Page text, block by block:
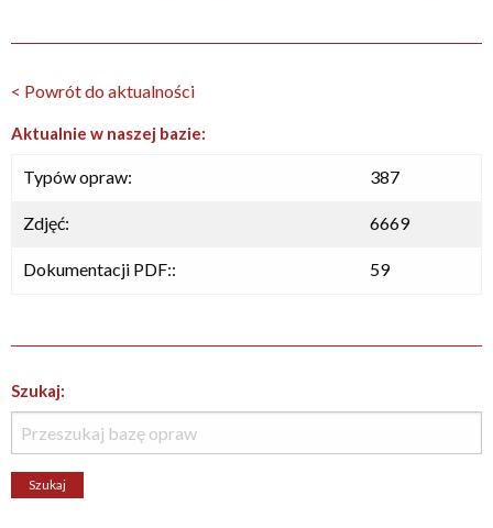
< Powrót do aktualności
Aktualnie w naszej bazie:
Typów opraw: 387
Zdjęć: 6669
Dokumentacji PDF:: 59
Szukaj: